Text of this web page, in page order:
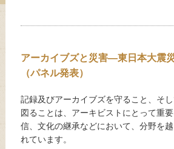
アーカイブズと災害―東日本大震
（パネル発表）
記録及びアーカイブズを守ること、そ
図ることは、アーキビストにとって重
信、文化の継承などにおいて、分野を
れています。